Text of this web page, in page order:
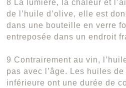
8 La lumière, la chaleur et
de l’huile d’olive, elle est
dans une bouteille en verre
entreposée dans un endroit
9 Contrairement au vin,
pas avec l’âge. Les huiles
inférieure ont une durée de